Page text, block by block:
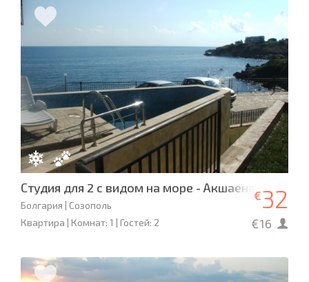
Студия для 2 с видом на море - Акшаена
Болгария | Созополь
Квартира | Комнат: 1 | Гостей: 2
€32
€16